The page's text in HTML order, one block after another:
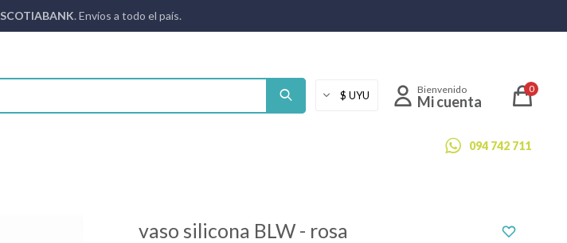
SCOTIABANK. Envíos a todo el país.
094 742 711
0
vaso silicona BLW - rosa